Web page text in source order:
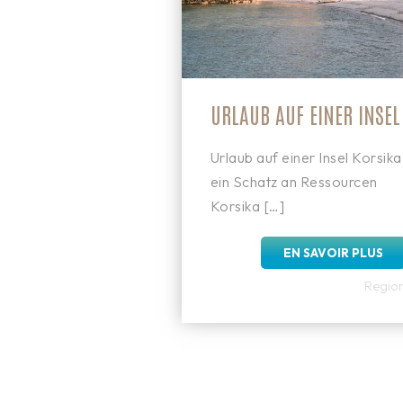
URLAUB AUF EINER INSEL
Urlaub auf einer Insel
ein Schatz an Ressourcen
Korsika […]
EN SAVOIR PLUS